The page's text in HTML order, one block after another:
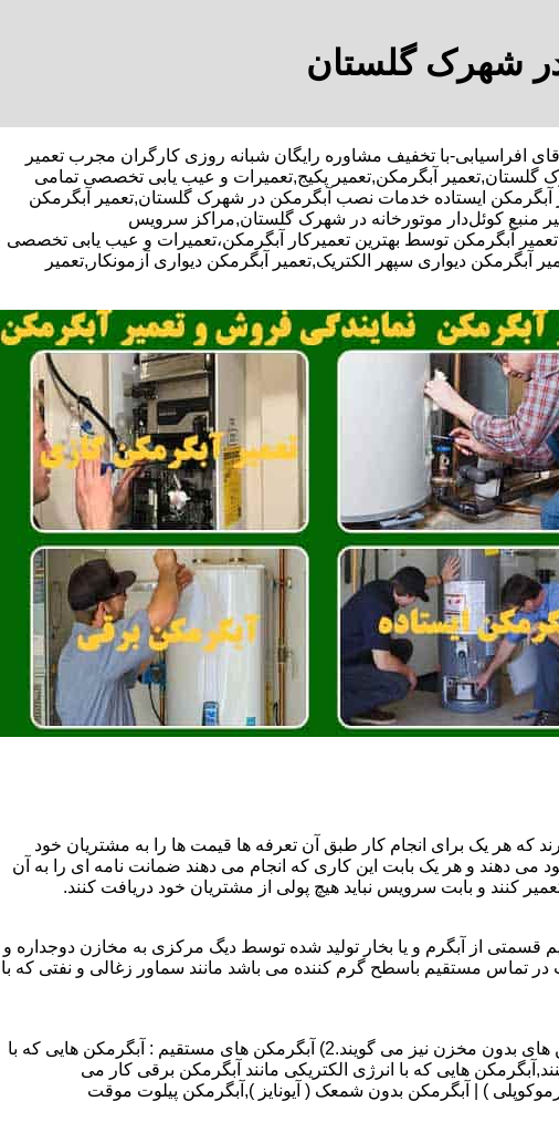
شهرک گلستان
آقای افراسیابی-با تخفیف مشاوره رایگان شبانه روزی کارگران مجرب تعمیر
گلستان,تعمیر آبگرمکن,تعمیر پکیج,تعمیرات و عیب یابی تخصصی تمامی
آبگرمکن ایستاده خدمات نصب آبگرمکن در شهرک گلستان,تعمیر آبگرمکن
منبع کوئل‌دار موتورخانه در شهرک گلستان,مراکز سرویس
آبگرمکن توسط بهترین تعمیرکار آبگرمکن،تعمیرات و عیب یابی تخصصی
دیواری سپهر الکتریک,تعمیر آبگرمکن دیواری آزمونکار,تعمیر
که هر یک برای انجام کار طبق آن تعرفه ها قیمت ها را به مشتریان خود
می دهند و هر یک بابت این کاری که انجام می دهند ضمانت نامه ای را به آن
کنند و بابت سرویس نباید هیچ پولی از مشتریان خود دریافت کنند.
از آبگرم و یا بخار تولید شده توسط دیگ مرکزی به مخازن دوجداره و
مستقیم باسطح گرم کننده می باشد مانند سماور زغالی و نفتی که با
انواع آبگرمکن و تعمیر آبگرمکن عبارتند از : 1) آبگرمکن های گاز سوز : آب گرمکن های آنی دیواری,آبگرمکن های مخزن دار,آبگرمکن های بدون مخزن نیز می گویند.2) آبگرمکن های مستقیم : آبگرمکن هایی که با
هایی که با انرژی الکتریکی مانند آبگرمکن برقی کار می
دیواری : آبگرمکن شمعک دار ( ترموکوپلی ) | آبگرمکن بدون شمعک ( آیونایز ),آبگرمکن پیلوت موقت